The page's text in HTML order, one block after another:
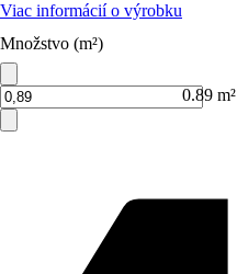
Viac informácií o výrobku
Množstvo (m²)
0.89 m²